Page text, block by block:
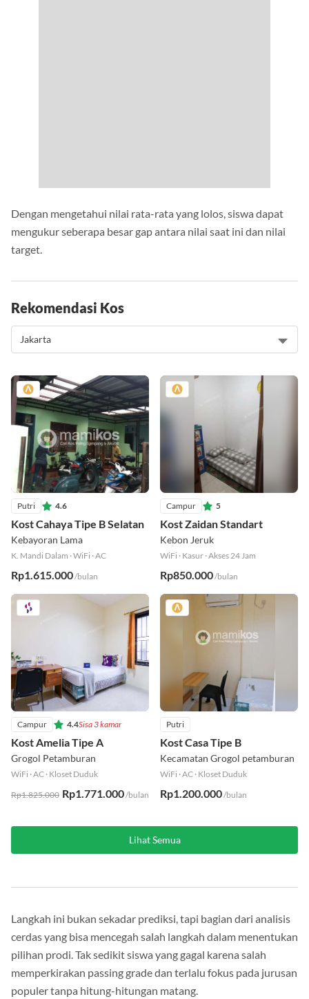
Dengan mengetahui nilai rata-rata yang lolos, siswa dapat
mengukur seberapa besar gap antara nilai saat ini dan nilai
target.
Rekomendasi Kos
Putri 4.6
Kost Cahaya Tipe B Selatan
Kebayoran Lama
K. Mandi Dalam ·WiFi ·AC
Rp1.615.000/bulan
Campur 5
Kost Zaidan Standart
Kebon Jeruk
WiFi · Kasur ·Akses 24 Jam
Rp850.000/bulan
Campur 4.4Sisa 3 kamar
Kost Amelia Tipe A
Grogol Petamburan
WiFi ·AC · Kloset Duduk
Rp1.825.000 Rp1.771.000/bulan
Putri
Kost Casa Tipe B
Kecamatan Grogol petamburan
WiFi ·AC · Kloset Duduk
Rp1.200.000/bulan
Lihat Semua
Langkah ini bukan sekadar prediksi, tapi bagian dari analisis
cerdas yang bisa mencegah salah langkah dalam menentukan
pilihan prodi. Tak sedikit siswa yang gagal karena salah
memperkirakan passing grade dan terlalu fokus pada jurusan
populer tanpa hitung-hitungan matang.